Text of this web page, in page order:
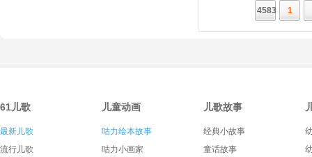
4583 1
61儿歌
最新儿歌
流行儿歌
儿童动画
咕力绘本故事
咕力小画家
儿歌故事
经典小故事
童话故事